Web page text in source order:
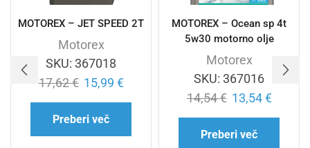
MOTOREX – JET SPEED 2T
Motorex
SKU: 367018
17,62€ 15,99 €
Preberi več
MOTOREX – Ocean sp 4t
5w30 motorno olje
Motorex
SKU: 367016
14,54€ 13,54€
Preberi več